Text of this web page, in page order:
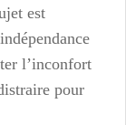
est
l’inconfort
pour